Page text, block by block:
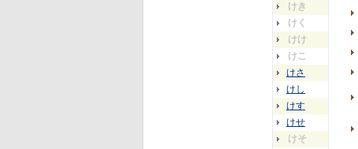
けき
けく
けけ
けこ
けさ
けし
けす
けせ
けそ